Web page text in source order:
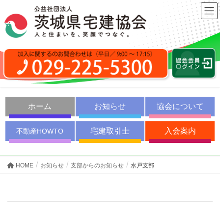
ホーム お知らせ 協会について
不動産HOWTO 宅建取引士 入会案内
HOME お知らせ 支部からのお知らせ 水戸支部